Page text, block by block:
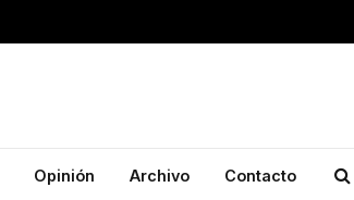
Opinión Archivo Contacto